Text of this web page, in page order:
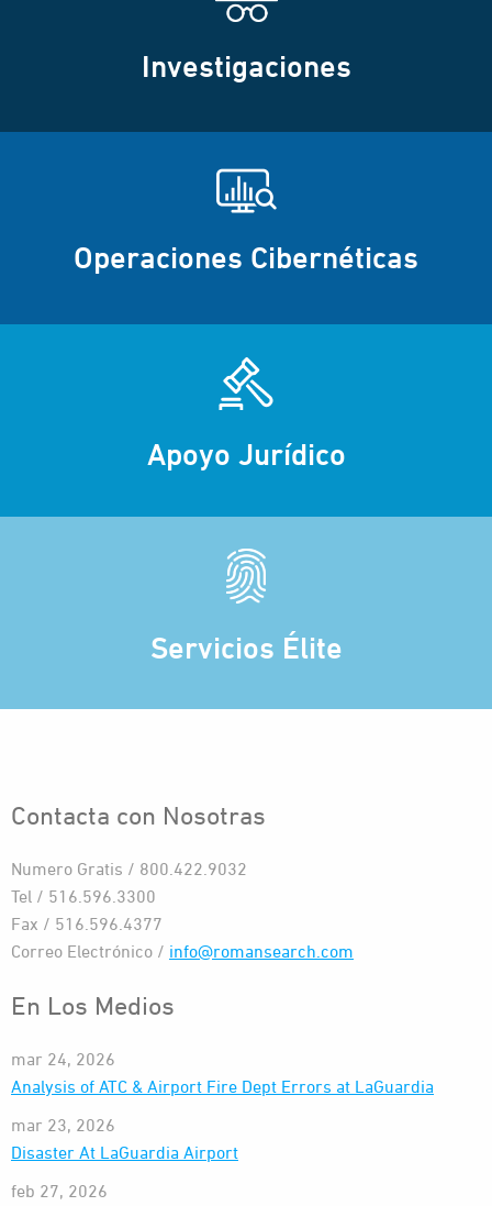
Investigaciones
Operaciones Cibernéticas
Apoyo Jurídico
Servicios Élite
Contacta con Nosotras
Numero Gratis / 800.422.9032
Tel / 516.596.3300
Fax / 516.596.4377
Correo Electrónico / info@romansearch.com
En Los Medios
mar 24, 2026
Analysis of ATC & Airport Fire Dept Errors at LaGuardia
mar 23, 2026
Disaster At LaGuardia Airport
feb 27, 2026